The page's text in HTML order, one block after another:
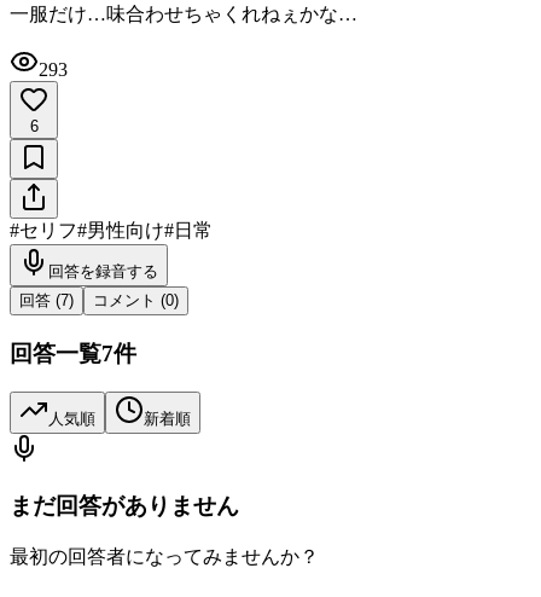
一服だけ…味合わせちゃくれねぇかな…
293
6
#セリフ#男性向け#日常
回答を録音する
回答 (7) コメント (0)
回答一覧7件
人気順 新着順
まだ回答がありません
最初の回答者になってみませんか？